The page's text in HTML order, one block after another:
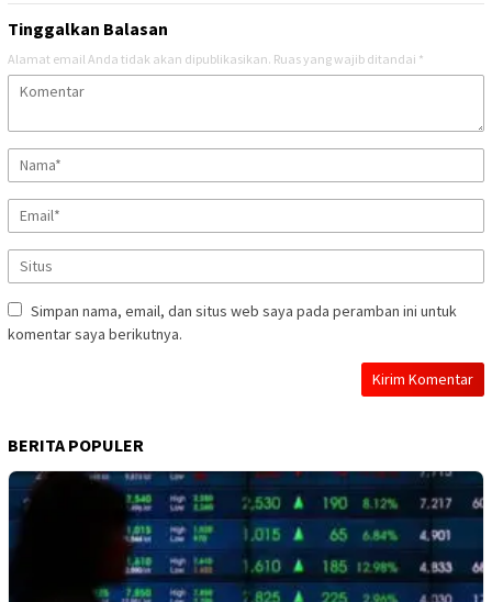
Tinggalkan Balasan
Alamat email Anda tidak akan dipublikasikan. Ruas yang wajib ditandai *
Simpan nama, email, dan situs web saya pada peramban ini untuk
komentar saya berikutnya.
BERITA POPULER